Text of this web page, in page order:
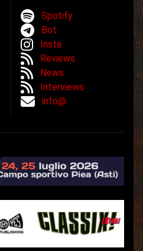
Spotify
Bot
Insta
Reviews
News
Interviews
info@